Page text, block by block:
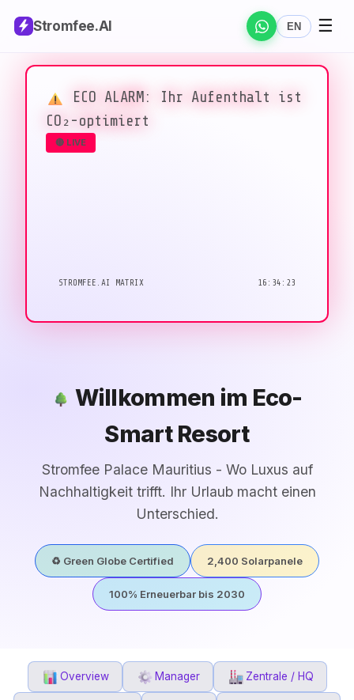
Stromfee.AI EN ☰
ECO ALARM: Ihr Aufenthalt ist
CO₂-optimiert
🔴 LIVE
STROMFEE.AI MATRIX 16:34:24
Willkommen im Eco-
Smart Resort
Stromfee Palace Mauritius - Wo Luxus auf
Nachhaltigkeit trifft. Ihr Urlaub macht einen
Unterschied.
♻️ Green Globe Certified 2,400 Solarpanele
100% Erneuerbar bis 2030
Overview Manager Zentrale / HQ